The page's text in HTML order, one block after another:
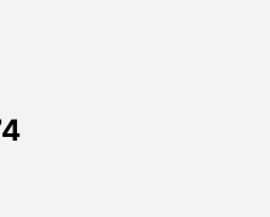
без согласия
персональных